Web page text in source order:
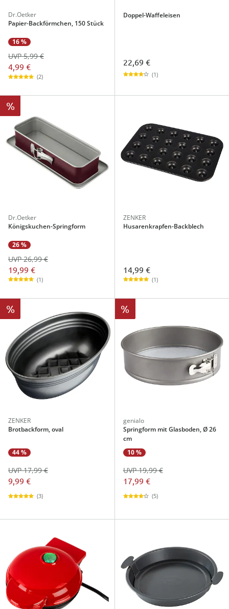
Dr.Oetker
Papier-Backförmchen, 150 Stück
16 %
4,99 €
UVP 5,99 €
(2)
Doppel-Waffeleisen
22,69 €
(1)
%
Dr.Oetker
Königskuchen-Springform
26 %
19,99 €
UVP 26,99 €
(1)
ZENKER
Husarenkrapfen-Backblech
14,99 €
(1)
%
ZENKER
Brotbackform, oval
44 %
9,99 €
UVP 17,99 €
(3)
%
genialo
Springform mit Glasboden, Ø 26
cm
10 %
17,99 €
UVP 19,99 €
(5)